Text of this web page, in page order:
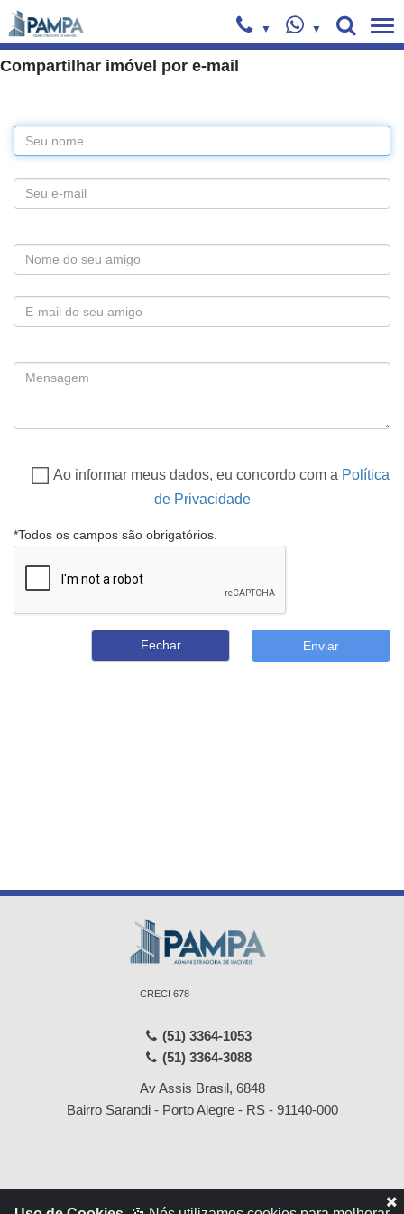
Compartilhar imóvel por e-mail
Ao informar meus dados, eu concordo com a Política
de Privacidade
*Todos os campos são obrigatórios.
Fechar
CRECI 678
(51) 3364-1053
(51) 3364-3088
Av Assis Brasil, 6848
Bairro Sarandi - Porto Alegre - RS - 91140-000